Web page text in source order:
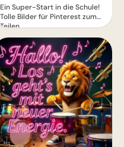
Ein Super-Start in die Schule!
Tolle Bilder für Pinterest zum
Teilen.